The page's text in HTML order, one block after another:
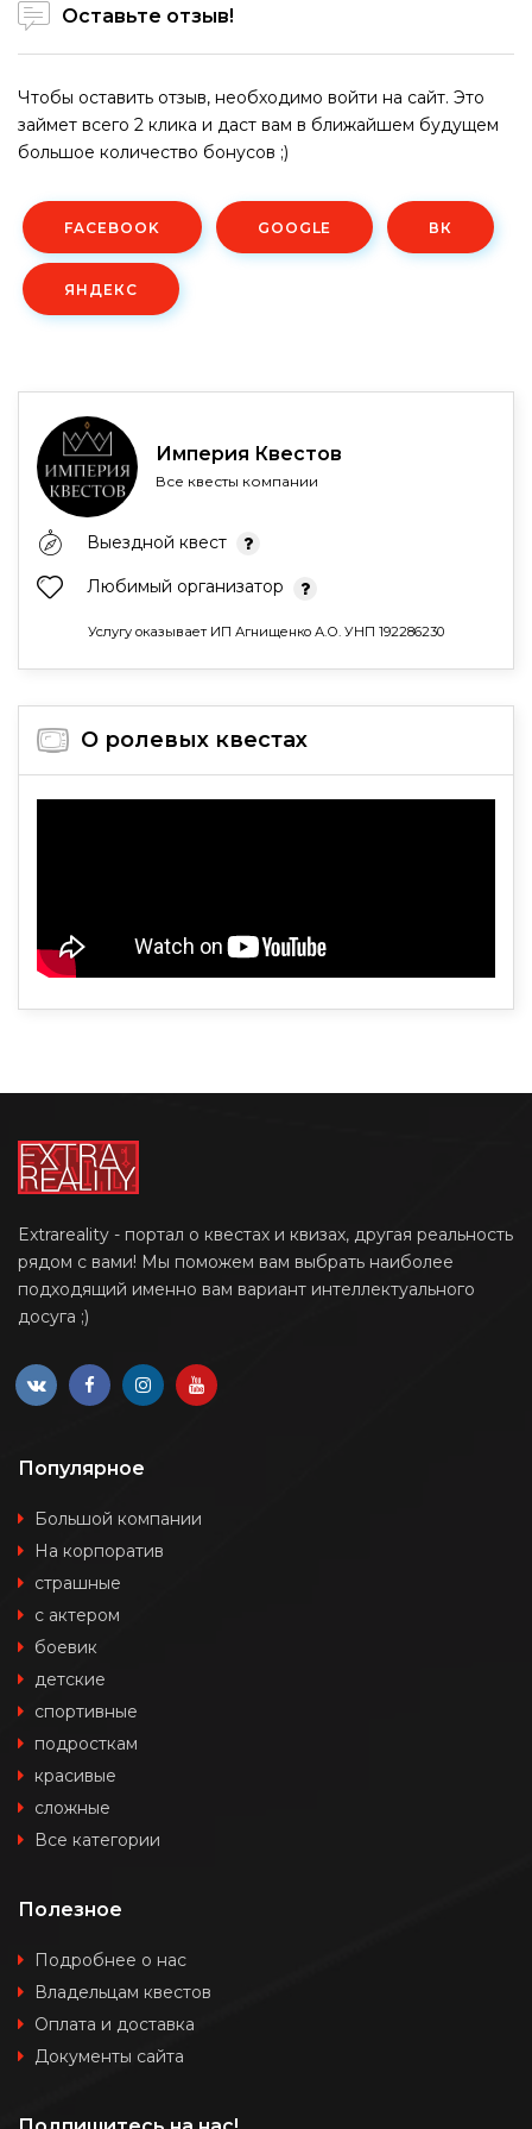
Оставьте отзыв!
Чтобы оставить отзыв, необходимо войти на сайт. Это
займет всего 2 клика и даст вам в ближайшем будущем
большое количество бонусов ;)
FACEBOOK GOOGLE ВК
ЯНДЕКС
Империя Квестов
Все квесты компании
Выездной квест
Любимый организатор
Услугу оказывает ИП Агнищенко А.О. УНП 192286230
О ролевых квестах
Extrareality - портал о квестах и квизах, другая реальность
рядом с вами! Мы поможем вам выбрать наиболее
подходящий именно вам вариант интеллектуального
досуга ;)
Популярное
Большой компании
На корпоратив
страшные
с актером
боевик
детские
спортивные
подросткам
красивые
сложные
Все категории
Полезное
Подробнее о нас
Владельцам квестов
Оплата и доставка
Документы сайта